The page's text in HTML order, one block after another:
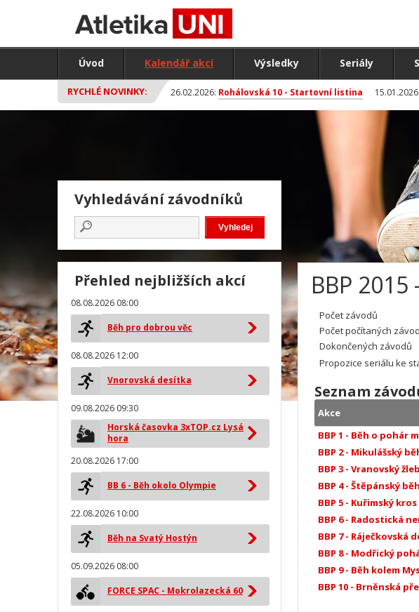
Úvod Kalendář akcí Výsledky Seriály
RYCHLÉ NOVINKY: 26.02.2026: Rohálovská 10 - Startovní listina 15.01.2026:
BBP
Počet závodů
Počet počítaných
Dokončených závodů
Propozice seriálu ke
Seznam
Akce
BBP 1 - Běh o pohár
BBP 2 - Mikulášský
BBP 3 - Vranovský žleb
BBP 4 - Štěpánský
BBP 5 - Kuřimský kros
BBP 6 - Radostická
BBP 7 - Ráječkovská
BBP 8 - Modřický
BBP 9 - Běh kolem
BBP 10 - Brněnská
Vyhledávání závodníků
Přehled nejbližších akcí
08.08.2026 08:00
Běh pro dobrou věc
08.08.2026 12:00
Vnorovská desítka
09.08.2026 09:30
Horská časovka 3xTOP.cz Lysá
hora
20.08.2026 17:00
BB 6 - Běh okolo Olympie
22.08.2026 10:00
Běh na Svatý Hostýn
05.09.2026 08:00
FORCE SPAC - Mokrolazecká 60